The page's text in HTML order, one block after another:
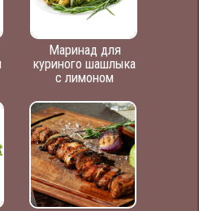
Маринад для
куриного шашлыка
с лимоном